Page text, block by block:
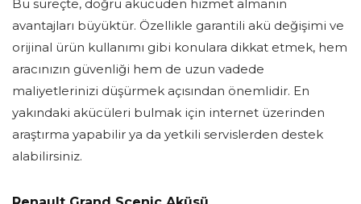
Bu süreçte, doğru akücüden hizmet almanın
avantajları büyüktür. Özellikle garantili akü değişimi ve
orijinal ürün kullanımı gibi konulara dikkat etmek, hem
aracınızın güvenliği hem de uzun vadede
maliyetlerinizi düşürmek açısından önemlidir. En
yakındaki akücüleri bulmak için internet üzerinden
araştırma yapabilir ya da yetkili servislerden destek
alabilirsiniz.